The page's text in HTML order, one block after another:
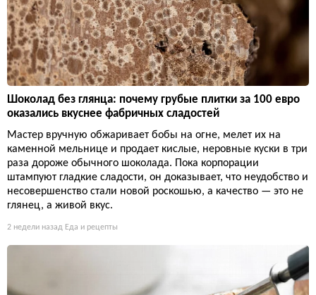
Шоколад без глянца: почему грубые плитки за 100 евро
оказались вкуснее фабричных сладостей
Мастер вручную обжаривает бобы на огне, мелет их на
каменной мельнице и продает кислые, неровные куски в три
раза дороже обычного шоколада. Пока корпорации
штампуют гладкие сладости, он доказывает, что неудобство и
несовершенство стали новой роскошью, а качество — это не
глянец, а живой вкус.
2 недели назад Еда и рецепты